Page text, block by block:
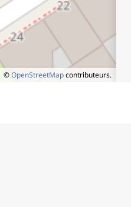
©OpenStreetMapcontributeurs.